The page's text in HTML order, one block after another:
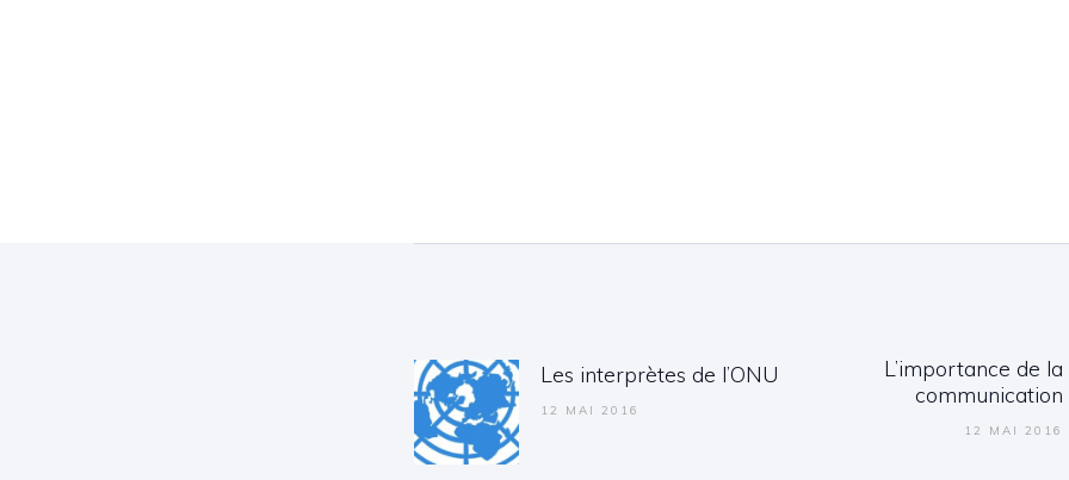
Previous post:
Les interprètes de l’ONU
12 MAI 2016
Next post:L’importance de la
communication
12 MAI 2016